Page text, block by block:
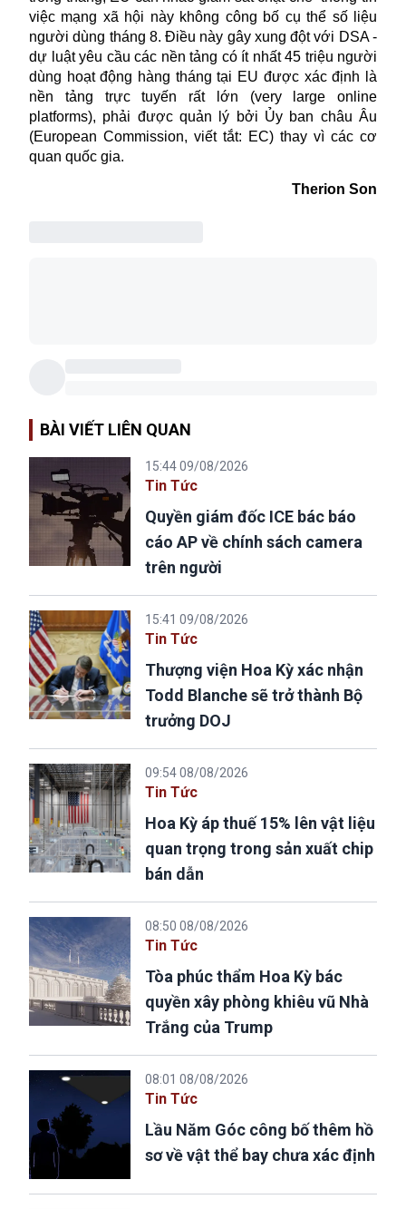
việc mạng xã hội này không công bố cụ thể số liệu
người dùng tháng 8. Điều này gây xung đột với DSA -
dự luật yêu cầu các nền tảng có ít nhất 45 triệu người
dùng hoạt động hàng tháng tại EU được xác định là
nền tảng trực tuyến rất lớn (very large online
platforms), phải được quản lý bởi Ủy ban châu Âu
(European Commission, viết tắt: EC) thay vì các cơ
quan quốc gia.
Therion Son
BÀI VIẾT LIÊN QUAN
15:44 09/08/2026
Tin Tức
Quyền giám đốc ICE bác báo
cáo AP về chính sách camera
trên người
15:41 09/08/2026
Tin Tức
Thượng viện Hoa Kỳ xác nhận
Todd Blanche sẽ trở thành Bộ
trưởng DOJ
09:54 08/08/2026
Tin Tức
Hoa Kỳ áp thuế 15% lên vật liệu
quan trọng trong sản xuất chip
bán dẫn
08:50 08/08/2026
Tin Tức
Tòa phúc thẩm Hoa Kỳ bác
quyền xây phòng khiêu vũ Nhà
Trắng của Trump
08:01 08/08/2026
Tin Tức
Lầu Năm Góc công bố thêm hồ
sơ về vật thể bay chưa xác định